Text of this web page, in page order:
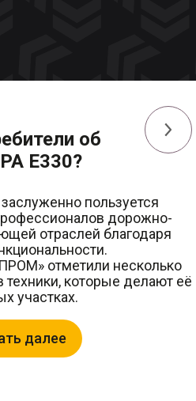
ЧЕТРА Е220-NC
ЧЕТРА Е270
об
Е330?
пользуется
дорожно-
отраслей благодаря
отметили несколько
которые делают её
участках.
далее